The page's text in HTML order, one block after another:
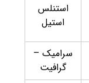
استنلس
استیل
سرامیک –
گرافیت